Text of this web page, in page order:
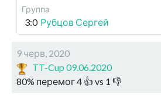
Группа
3:0 Рубцов Сергей
9 черв, 2020
TT-Cup 09.06.2020
80% перемог4 👍 vs 1 👎